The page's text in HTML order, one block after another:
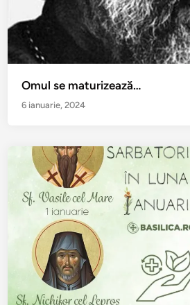
Omul se maturizează…
6 ianuarie, 2024